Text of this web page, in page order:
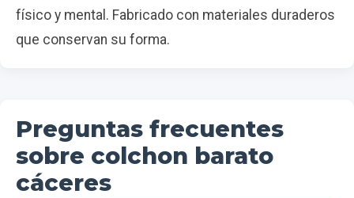
físico y mental. Fabricado con materiales duraderos
que conservan su forma.
Preguntas frecuentes
sobre colchon barato
cáceres